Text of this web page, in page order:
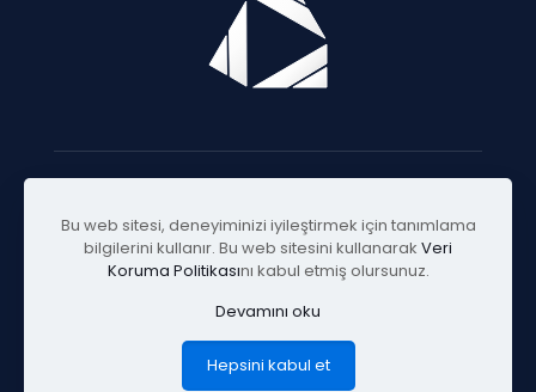
© 2025 Visratek
Bu web sitesi, deneyiminizi iyileştirmek için tanımlama
bilgilerini kullanır. Bu web sitesini kullanarak Veri
Koruma Politikasını kabul etmiş olursunuz.
Devamını oku
Hepsini kabul et